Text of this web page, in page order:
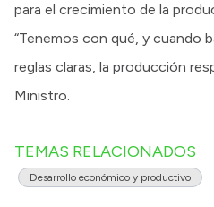
para el crecimiento de la
“Tenemos con qué, y cuando
reglas claras, la producción
Ministro.
TEMAS RELACIONADOS
Desarrollo económico y productivo